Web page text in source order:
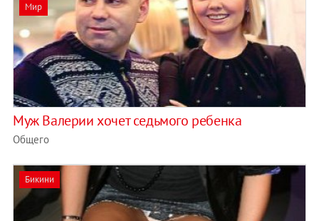
Мир
Муж Валерии хочет седьмого ребенка
Общего
Бикини